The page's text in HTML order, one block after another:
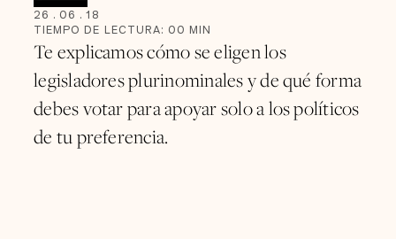
26 . 06 . 18
TIEMPO DE LECTURA: 00 MIN
Te explicamos cómo se eligen los
legisladores plurinominales y de qué forma
debes votar para apoyar solo a los políticos
de tu preferencia.